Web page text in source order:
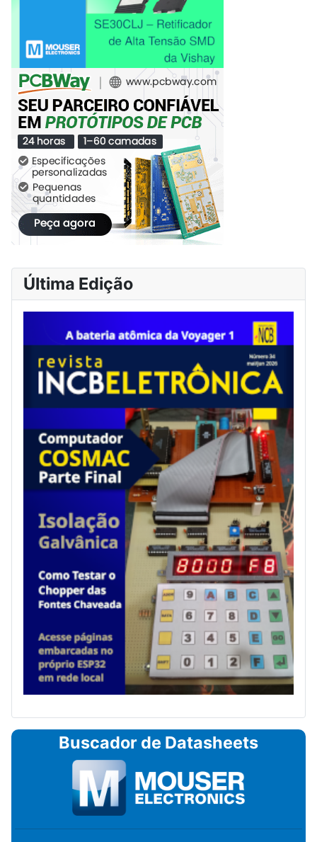
Última Edição
Buscador de Datasheets